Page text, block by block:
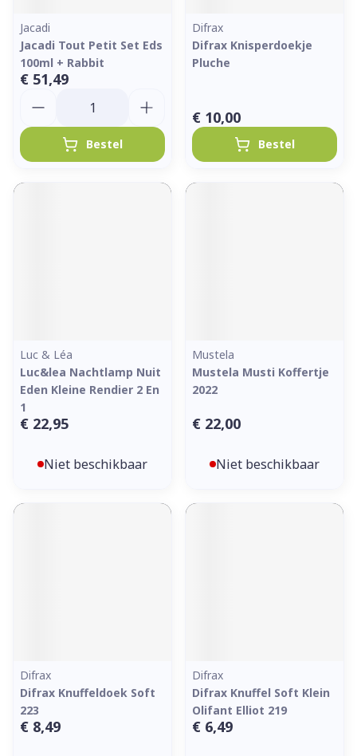
Jacadi
Jacadi Tout Petit Set Eds
100ml + Rabbit
€ 51,49
Bestel
Difrax
Difrax Knisperdoekje
Pluche
€ 10,00
Bestel
Luc & Léa
Luc&lea Nachtlamp Nuit
Eden Kleine Rendier 2 En
1
€ 22,95
Niet beschikbaar
Mustela
Mustela Musti Koffertje
2022
€ 22,00
Niet beschikbaar
Difrax
Difrax Knuffeldoek Soft
223
€ 8,49
Difrax
Difrax Knuffel Soft Klein
Olifant Elliot 219
€ 6,49